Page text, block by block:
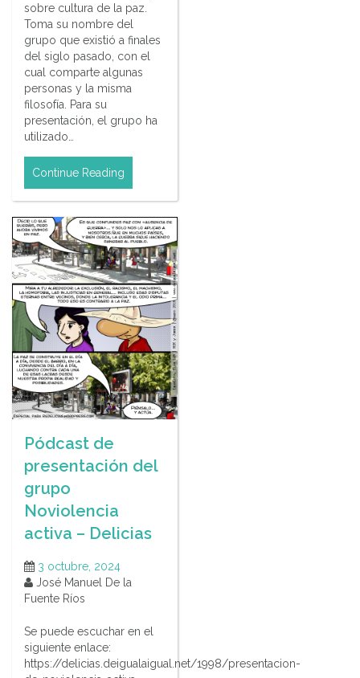
sobre cultura de la paz.
Toma su nombre del
grupo que existió a finales
del siglo pasado, con el
cual comparte algunas
personas y la misma
filosofía. Para su
presentación, el grupo ha
utilizado…
Continue Reading
Pódcast de
presentación del
grupo
Noviolencia
activa – Delicias
3 octubre, 2024
José Manuel De la
Fuente Ríos
Se puede escuchar en el
siguiente enlace:
https://delicias.deigualaigual.net/1998/presentacion-